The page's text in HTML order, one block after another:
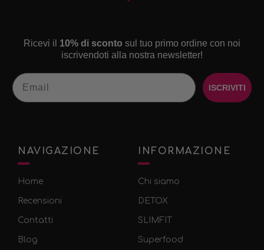
Ricevi il 10% di sconto sul tuo primo ordine con noi
iscrivendoti alla nostra newsletter!
Email
ISCRIVITI
NAVIGAZIONE
Home
Recensioni
Contatti
Blog
INFORMAZIONE
Chi siamo
DETOX
SLIMFIT
Superfood